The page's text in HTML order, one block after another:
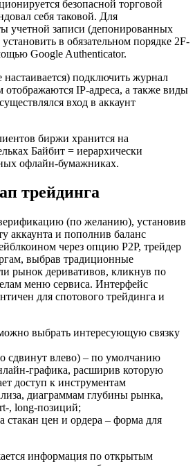
безопасной торговой
себя таковой. Для
учетной записи (депонированных
в обязательном порядке 2F-
Google Authenticator.
настаивается) подключить журнал
отображаются IP-адреса, а также виды
вход в аккаунт
биржи хранится на
Байбит = иерархически
офлайн-бумажниках.
трейдинга
(по желанию), установив
аккаунта и пополнив баланс
через опцию P2P, трейдер
выбрав традиционные
рынок деривативов, кликнув по
меню сервиса. Интерфейс
для спотового трейдинга и
выбрать интересующую связку
сдвинут влево) – по умолчанию
графика, расширив которую
доступ к инструментам
диаграммам глубины рынка,
, long-позиций;
стакан цен и ордера – форма для
информация по открытым